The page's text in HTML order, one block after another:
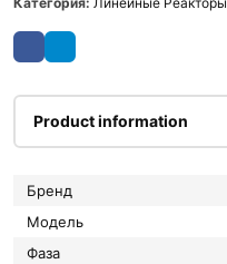
Product information
Бренд
Модель
Фаза